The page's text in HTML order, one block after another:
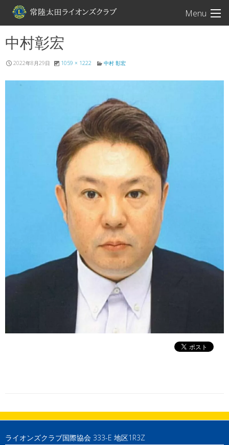
Menu
常陸太田ライオン
中村彰宏
2022年8月29日 1059 × 1222 中村 彰宏
ライオンズクラブ国際協会 333-E 地区1R3Z